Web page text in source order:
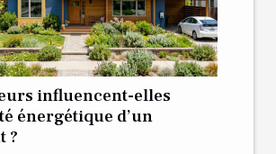
influencent-elles
énergétique d’un
?